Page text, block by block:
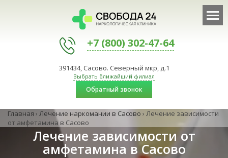
+7 (800) 302-47-64
391434, Сасово. Северный мкр, д.1
Выбрать ближайший филиал
Обратный звонок
Главная › Лечение наркомании в Сасово › Лечение зависимости
от амфетамина в Сасово
Лечение зависимости от
амфетамина в Сасово